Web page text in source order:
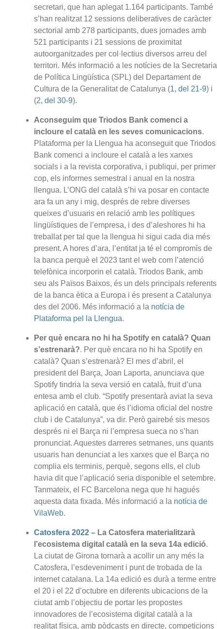
secretari, que han aplegat 1.164 participants. També
s’han realitzat 12 sessions deliberatives de caràcter
sectorial amb 278 participants, dues jornades amb
521 participants i 21 sessions de proximitat
autoorganitzades per col·lectius diversos arreu del
territori. Més informació a les notícies de la Secretaria
de Política Lingüística (SPL) del Departament de
Cultura de la Generalitat de Catalunya (1, del 21-9) i
(2, del 30-9).
Aconseguim que Triodos Bank comenci a
incloure el català en les seves comunicacions.
Plataforma per la Llengua ha aconseguit que Triodos
Bank comenci a incloure el català a les xarxes
socials i a la revista corporativa, i publiqui, per primer
cop, els informes semestral i anual en la nostra
llengua. L’ONG del català s’hi va posar en contacte
ara fa un any i mig, després de rebre diverses
queixes d’usuaris en relació amb les polítiques
lingüístiques de l’empresa, i des d’aleshores hi ha
treballat per tal que la llengua hi sigui cada dia més
present. A hores d’ara, l’entitat ja té el compromís de
la banca perquè el 2023 tant el web com l’atenció
telefònica incorporin el català. Triodos Bank, amb
seu als Països Baixos, és un dels principals referents
de la banca ètica a Europa i és present a Catalunya
des del 2006. Més informació a la notícia de
Plataforma pel la Llengua.
Per què encara no hi ha Spotify en català? Quan
s’estrenarà?. Per què encara no hi ha Spotify en
català? Quan s’estrenarà? El mes d’abril, el
president del Barça, Joan Laporta, anunciava que
Spotify tindria la seva versió en català, fruit d’una
entesa amb el club. “Spotify presentarà aviat la seva
aplicació en català, que és l’idioma oficial del nostre
club i de Catalunya”, va dir. Però gairebé sis mesos
després ni el Barça ni l’empresa sueca no s’han
pronunciat. Aquestes darreres setmanes, uns quants
usuaris han denunciat a les xarxes que el Barça no
complia els terminis, perquè, segons ells, el club
havia dit que l’aplicació seria disponible el setembre.
Tanmateix, el FC Barcelona nega que hi hagués
aquesta data fixada. Més informació a la notícia de
VilaWeb.
Catosfera 2022 – La Catosfera materialitzarà
l’ecosistema digital català en la seva 14a edició.
La ciutat de Girona tornarà a acollir un any més la
Catosfera, l’esdeveniment i punt de trobada de la
internet catalana. La 14a edició es durà a terme entre
el 20 i el 22 d’octubre en diferents ubicacions de la
ciutat amb l’objectiu de portar les propostes
innovadores de l’ecosistema digital català a la
realitat física, amb pòdcasts en directe, competicions